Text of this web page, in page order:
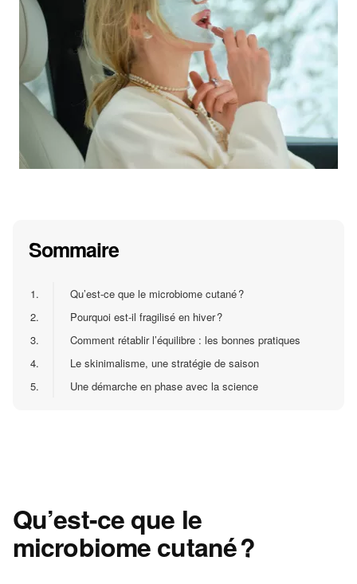
Sommaire
1.
Qu’est-ce que le microbiome cutané ?
2.
Pourquoi est-il fragilisé en hiver ?
3.
Comment rétablir l’équilibre : les bonnes pratiques
4.
Le skinimalisme, une stratégie de saison
5.
Une démarche en phase avec la science
Qu’est-ce que le
microbiome cutané ?